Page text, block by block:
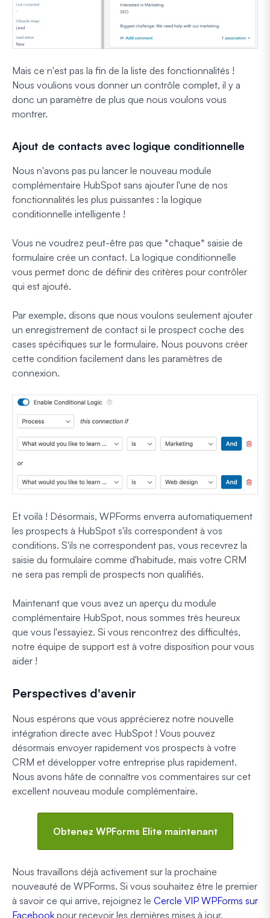
Mais ce n'est pas la fin de la liste des fonctionnalités !
Nous voulions vous donner un contrôle complet, il y a
donc un paramètre de plus que nous voulons vous
montrer.
Ajout de contacts avec logique conditionnelle
Nous n'avons pas pu lancer le nouveau module
complémentaire HubSpot sans ajouter l'une de nos
fonctionnalités les plus puissantes : la logique
conditionnelle intelligente !
Vous ne voudrez peut-être pas que *chaque* saisie de
formulaire crée un contact. La logique conditionnelle
vous permet donc de définir des critères pour contrôler
qui est ajouté.
Par exemple, disons que nous voulons seulement ajouter
un enregistrement de contact si le prospect coche des
cases spécifiques sur le formulaire. Nous pouvons créer
cette condition facilement dans les paramètres de
connexion.
Et voilà ! Désormais, WPForms enverra automatiquement
les prospects à HubSpot s'ils correspondent à vos
conditions. S'ils ne correspondent pas, vous recevrez la
saisie du formulaire comme d'habitude, mais votre CRM
ne sera pas rempli de prospects non qualifiés.
Maintenant que vous avez un aperçu du module
complémentaire HubSpot, nous sommes très heureux
que vous l'essayiez. Si vous rencontrez des difficultés,
notre équipe de support est à votre disposition pour vous
aider !
Perspectives d'avenir
Nous espérons que vous apprécierez notre nouvelle
intégration directe avec HubSpot ! Vous pouvez
désormais envoyer rapidement vos prospects à votre
CRM et développer votre entreprise plus rapidement.
Nous avons hâte de connaître vos commentaires sur cet
excellent nouveau module complémentaire.
Obtenez WPForms Elite maintenant
Nous travaillons déjà activement sur la prochaine
nouveauté de WPForms. Si vous souhaitez être le premier
à savoir ce qui arrive, rejoignez le Cercle VIP WPForms sur
Facebook pour recevoir les dernières mises à jour.